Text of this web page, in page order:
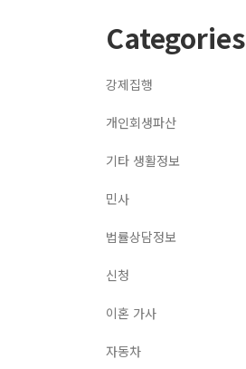
Categories
강제집행
개인회생파산
기타 생활정보
민사
법률상담정보
신청
이혼 가사
자동차